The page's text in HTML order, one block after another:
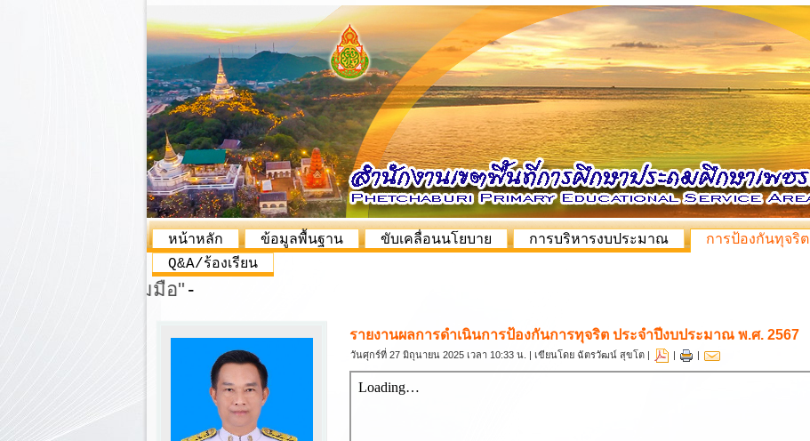
หน้าหลัก ข้อมูลพื้นฐาน ขับเคลื่อนนโยบาย การบริหารงบประมาณ การป้องกันทุจริต
Q&A/ร้องเรียน
รายงานผลการดำเนินการป้องกันการทุจริต ประจำปีงบประมาณ พ.ศ. 2567
วันศุกร์ที่ 27 มิถุนายน 2025 เวลา 10:33 น. | เขียนโดย ฉัตรวัฒน์ สุขโต |